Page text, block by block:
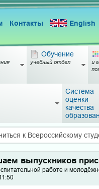
Контакты English
Обучение
учебный отдел
и
Система
оценки
качества
к Всероссийскому
выпускников
работе и